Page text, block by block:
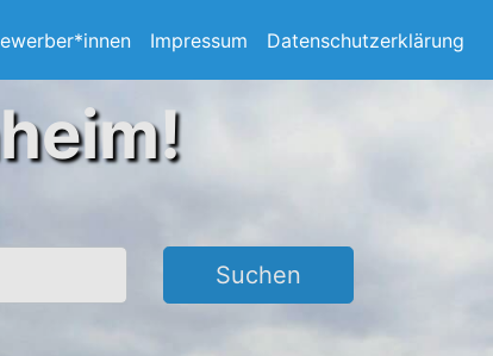
Impressum Datenschutzerklärung
Suchen